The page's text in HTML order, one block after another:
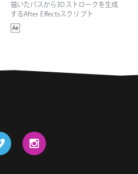
描いたパスから3Dストロークを生成
するAfter Effectsスクリプト